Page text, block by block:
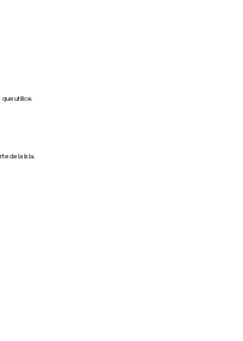
utilice.
de la isla.